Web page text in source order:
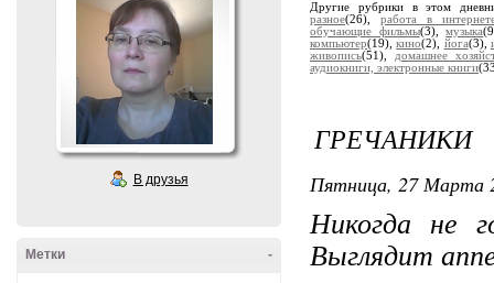
В друзья
-
Метки
Другие рубрики в этом
разное(26),работа в
обучающие фильмы(3),музыка
компьютер(19),кино(2), йога(3),
живопись(51),
домашнее
аудиокниги, электронные книги
ГРЕЧАНИКИ
Пятница, 27 Марта
Никогда не
Выглядит